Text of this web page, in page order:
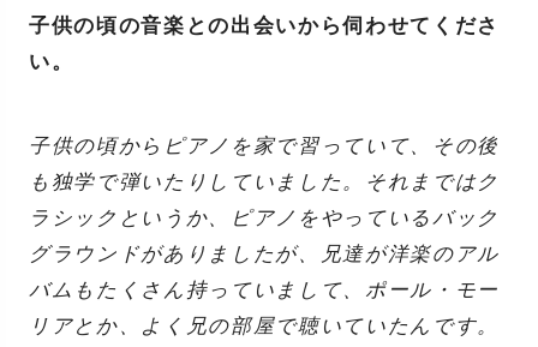
子供の頃の音楽との出会いから伺わせてくださ
い。
子供の頃からピアノを家で習っていて、その後
も独学で弾いたりしていました。それまではク
ラシックというか、ピアノをやっているバック
グラウンドがありましたが、兄達が洋楽のアル
バムもたくさん持っていまして、ポール・モー
リアとか、よく兄の部屋で聴いていたんです。